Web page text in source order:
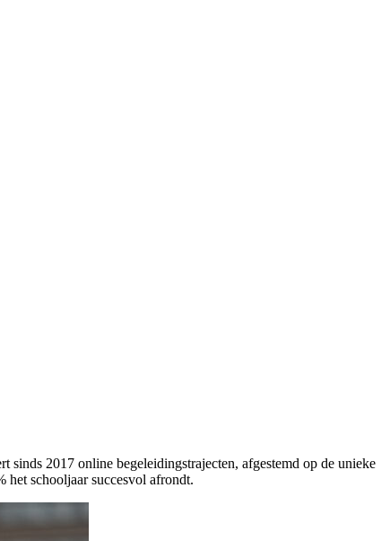
2017 online begeleidingstrajecten, afgestemd op de unieke
het schooljaar succesvol afrondt.